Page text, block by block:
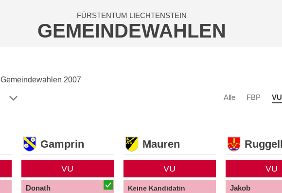
FÜRSTENTUM LIECHTENSTEIN
GEMEINDEWAHLEN
Gemeindewahlen 2007
Alle FBP VU
Gamprin
VU
Donath
Mauren
VU
Keine Kandidatin
Ruggell
VU
Jakob